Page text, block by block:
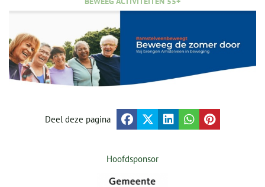
Deel deze pagina
Hoofdsponsor